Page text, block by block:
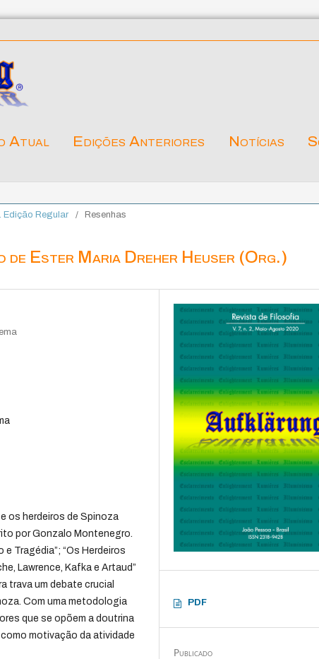
Atual Edições Anteriores Notícias
Edição Regular / Resenhas
de Ester Maria Dreher Heuser (Org.)
os herdeiros de Spinoza
por Gonzalo Montenegro.
Tragédia”; “Os Herdeiros
Lawrence, Kafka e Artaud”
trava um debate crucial
Com uma metodologia
que se opõem a doutrina
motivação da atividade
PDF
Publicado